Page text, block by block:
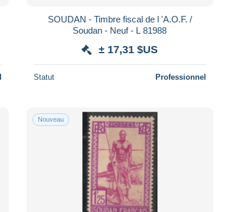
SOUDAN - Timbre fiscal de l 'A.O.F. /
Soudan - Neuf - L 81988
± 17,31 $US
Statut Professionnel
Nouveau